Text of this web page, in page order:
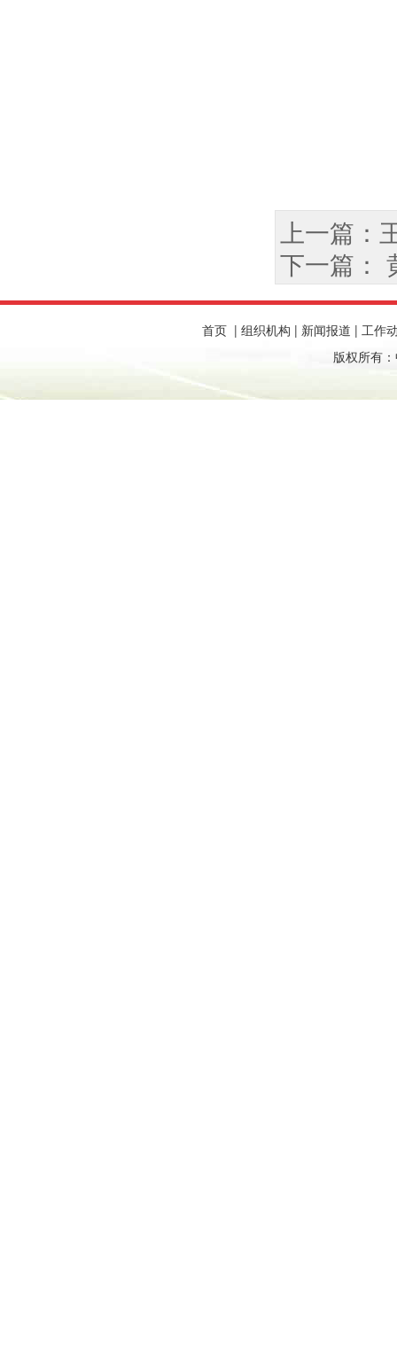
上一篇：
下一篇：
首页 | 组织机构 | 新闻报道 | 工作
版权所有